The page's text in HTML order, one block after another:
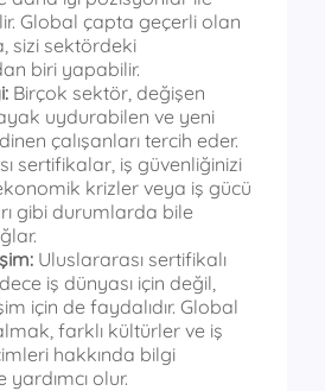
Global çapta geçerli olan
sizi sektördeki
biri yapabilir.
Birçok sektör, değişen
uydurabilen ve yeni
çalışanları tercih eder.
sertifikalar, iş güvenliğinizi
krizler veya iş gücü
gibi durumlarda bile
Uluslararası sertifikalı
iş dünyası için değil,
için de faydalıdır. Global
farklı kültürler ve iş
hakkında bilgi
yardımcı olur.